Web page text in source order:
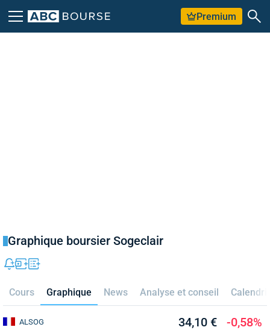
Premium
Graphique boursier Sogeclair
Cours Graphique News Analyse et conseil
ALSOG 34,10 € -0,58%